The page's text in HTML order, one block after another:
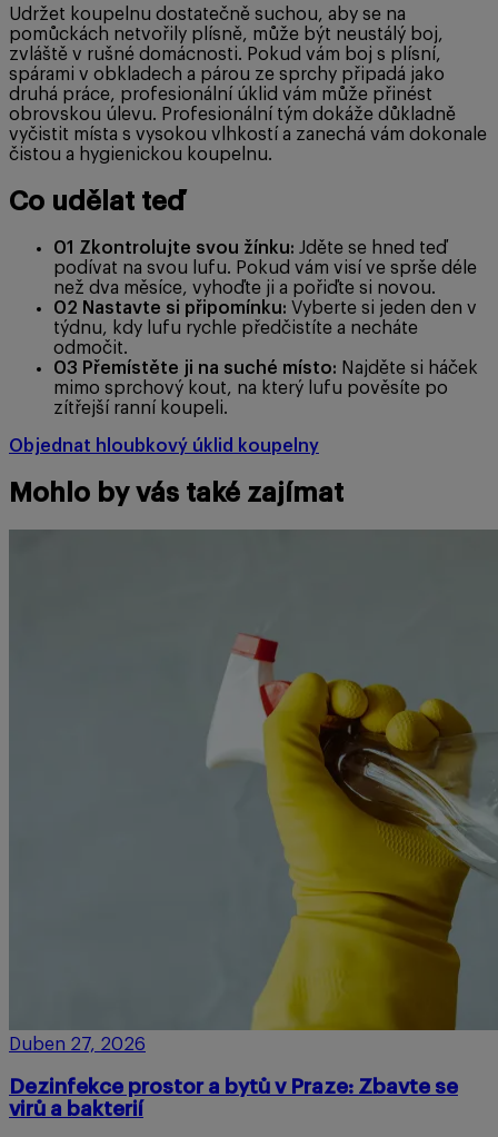
Udržet koupelnu dostatečně suchou, aby se na
pomůckách netvořily plísně, může být neustálý boj,
zvláště v rušné domácnosti. Pokud vám boj s plísní,
spárami v obkladech a párou ze sprchy připadá jako
druhá práce, profesionální úklid vám může přinést
obrovskou úlevu. Profesionální tým dokáže důkladně
vyčistit místa s vysokou vlhkostí a zanechá vám dokonale
čistou a hygienickou koupelnu.
Co udělat teď
01 Zkontrolujte svou žínku: Jděte se hned teď
podívat na svou lufu. Pokud vám visí ve sprše déle
než dva měsíce, vyhoďte ji a pořiďte si novou.
02 Nastavte si připomínku: Vyberte si jeden den v
týdnu, kdy lufu rychle předčistíte a necháte
odmočit.
03 Přemístěte ji na suché místo: Najděte si háček
mimo sprchový kout, na který lufu pověsíte po
zítřejší ranní koupeli.
Objednat hloubkový úklid koupelny
Mohlo by vás také zajímat
Duben 27, 2026
Dezinfekce prostor a bytů v Praze: Zbavte se
virů a bakterií